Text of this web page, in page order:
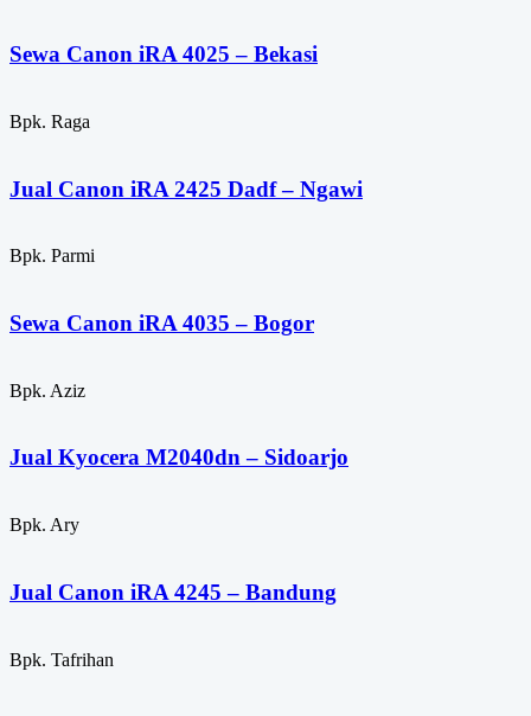
Sewa Canon iRA 4025 – Bekasi
Bpk. Raga
Jual Canon iRA 2425 Dadf – Ngawi
Bpk. Parmi
Sewa Canon iRA 4035 – Bogor
Bpk. Aziz
Jual Kyocera M2040dn – Sidoarjo
Bpk. Ary
Jual Canon iRA 4245 – Bandung
Bpk. Tafrihan